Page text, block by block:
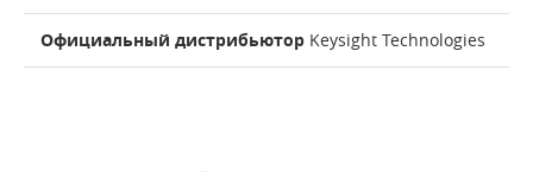
Официальный дистрибьютор Keysight Technologies